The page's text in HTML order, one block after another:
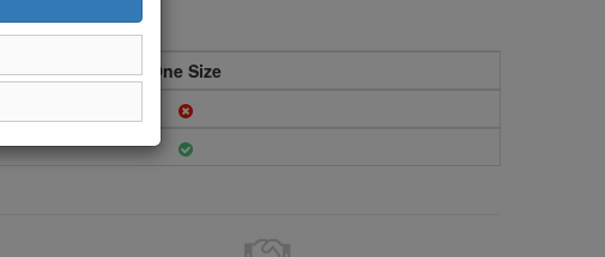
One Size